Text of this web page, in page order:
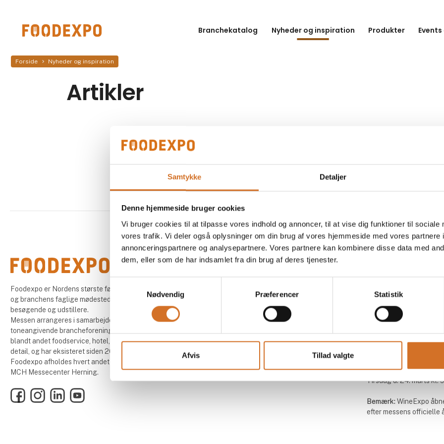
Samtykke Detaljer
Denne hjemmeside bruger cookies
Vi bruger cookies til at tilpasse vores indhold og annoncer, til at vise dig funktioner til sociale
vores trafik. Vi deler også oplysninger om din brug af vores hjemmeside med vores partnere
annonceringspartnere og analysepartnere. Vores partnere kan kombinere disse data med
dem, eller som de har indsamlet fra din brug af deres tjenester.
Nødvendig
Præferencer Statistik
Afvis Tillad valgte
Branchekatalog Nyheder og inspiration Produkter
Forside Nyheder og inspiration
Artikler
Foodexpo er Nordens største fødevaremesse
og branchens faglige mødested for både
besøgende og udstillere.
Messen arrangeres i samarbejde med 13
toneangivende brancheforeninger inden for
blandt andet foodservice, hotel, restaurant og
detail, og har eksisteret siden 2004.
Foodexpo afholdes hvert andet år, i lige år, i
MCH Messecenter Herning.
FacebookInstagramLinkedInYouTube
Find os
MCH Messecenter Herning
7400 Herning
Danmark
Telefon: +45 99 26 99
Mød os
Søndag d. 22. marts kl.
Mandag d. 23. marts kl.
Tirsdag d. 24. marts kl.
Bemærk:WineExpo
efter messens officielle